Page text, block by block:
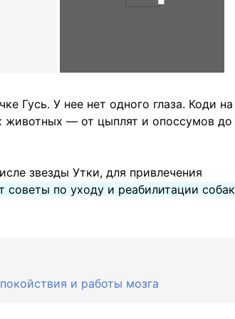
Гусь. У нее нет одного глаза. Коди на
животных — от цыплят и опоссумов до
звезды Утки, для привлечения
советы по уходу и реабилитации собак
и работы мозга